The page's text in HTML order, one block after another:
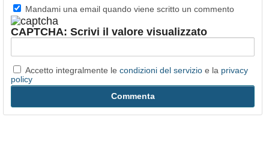
Mandami una email quando viene scritto un commento
CAPTCHA: Scrivi il valore visualizzato
Accetto integralmente le condizioni del servizio e la privacy
policy